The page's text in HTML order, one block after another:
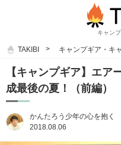
キャン
TAKIBI キャンプギア・キ
【キャンプギア】エア
成最後の夏！（前編）
かんたろう少年の心を抱く
2018.08.06